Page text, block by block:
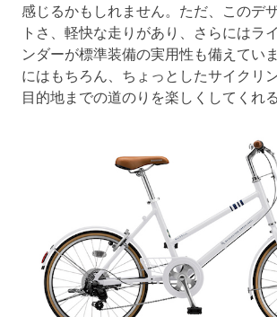
感じるかもしれません。ただ、このデ
トさ、軽快な走りがあり、さらにはラ
ンダーが標準装備の実用性も備えてい
にはもちろん、ちょっとしたサイクリ
目的地までの道のりを楽しくしてくれ